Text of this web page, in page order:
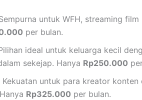
untuk WFH, streaming
per bulan.
ideal untuk keluarga kecil
sekejap. Hanya Rp250.000
Kekuatan untuk para kreator
Rp325.000 per bulan.